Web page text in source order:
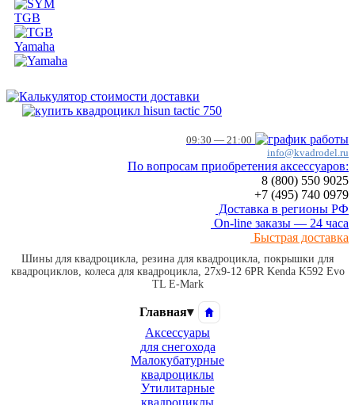
TGB
Yamaha
09:30 — 21:00
info@kvadrodel.ru
По вопросам приобретения аксессуаров:
8 (800) 550 9025
+7 (495) 740 0979
Доставка в регионы РФ
On-line заказы — 24 часа
Быстрая доставка
Шины для квадроцикла, резина для квадроцикла, покрышки для
квадроциклов, колеса для квадроцикла, 27x9-12 6PR Kenda K592 Evo
TL E-Mark
Главная▾
Аксессуары
для снегохода
Малокубатурные
квадроциклы
Утилитарные
квадроциклы